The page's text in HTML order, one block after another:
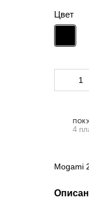
Цвет
4
Mogami